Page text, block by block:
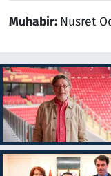
Muhabir: Nusret